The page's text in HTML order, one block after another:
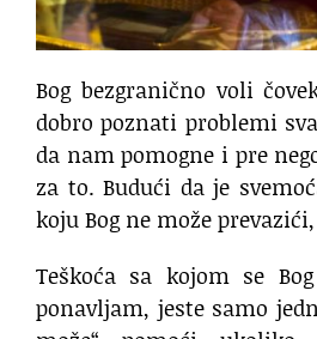
Bog bezgranično voli
dobro poznati problemi
da nam pomogne i pre
za to. Budući da je
koju Bog ne može
Teškoća sa kojom se
ponavljam, jeste samo